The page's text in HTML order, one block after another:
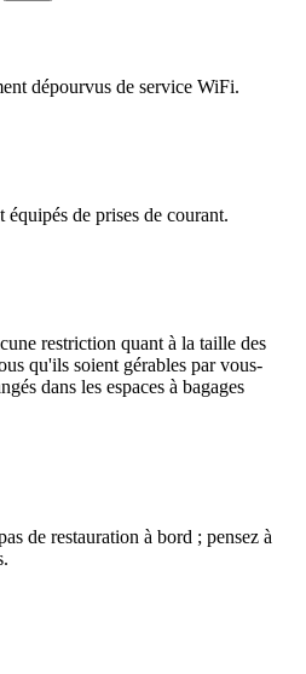
dépourvus de service WiFi.
de prises de courant.
restriction quant à la taille des
qu'ils soient gérables par vous-
dans les espaces à bagages
de restauration à bord ; pensez à